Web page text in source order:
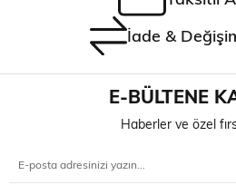
İade &
E-BÜLTENE
Haberler ve özel